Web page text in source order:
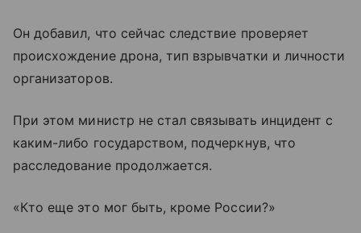
Он добавил, что сейчас следствие проверяет
происхождение дрона, тип взрывчатки и личности
организаторов.
При этом министр не стал связывать инцидент с
каким-либо государством, подчеркнув, что
расследование продолжается.
«Кто еще это мог быть, кроме России?»